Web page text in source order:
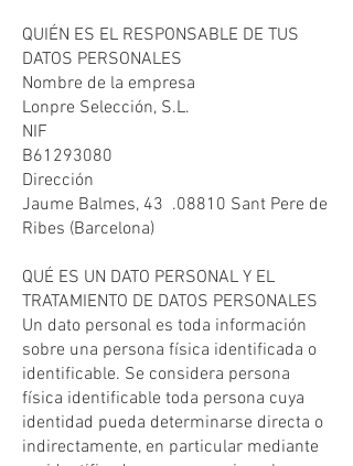
QUIÉN ES EL RESPONSABLE DE TUS
DATOS PERSONALES
Nombre de la empresa
Lonpre Selección, S.L.
NIF
B61293080
Dirección
Jaume Balmes, 43 .08810 Sant Pere de
Ribes (Barcelona)
QUÉ ES UN DATO PERSONAL Y EL
TRATAMIENTO DE DATOS PERSONALES
Un dato personal es toda información
sobre una persona física identificada o
identificable. Se considera persona
física identificable toda persona cuya
identidad pueda determinarse directa o
indirectamente, en particular mediante